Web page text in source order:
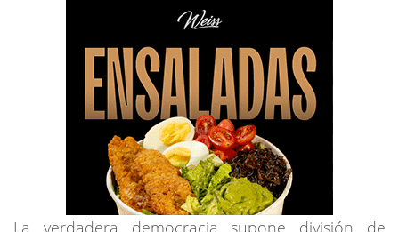
La verdadera democracia supone división de